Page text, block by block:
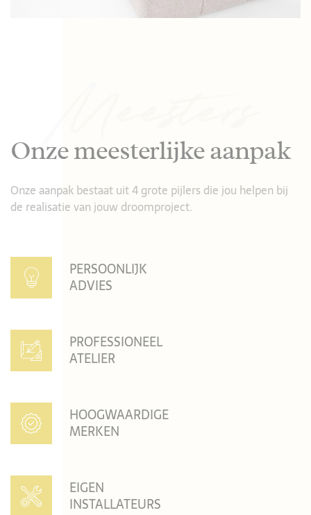
Onze meesterlijke aanpak
Onze aanpak bestaat uit 4 grote pijlers die jou helpen bij
de realisatie van jouw droomproject.
PERSOONLIJK
ADVIES
PROFESSIONEEL
ATELIER
HOOGWAARDIGE
MERKEN
EIGEN
INSTALLATEURS